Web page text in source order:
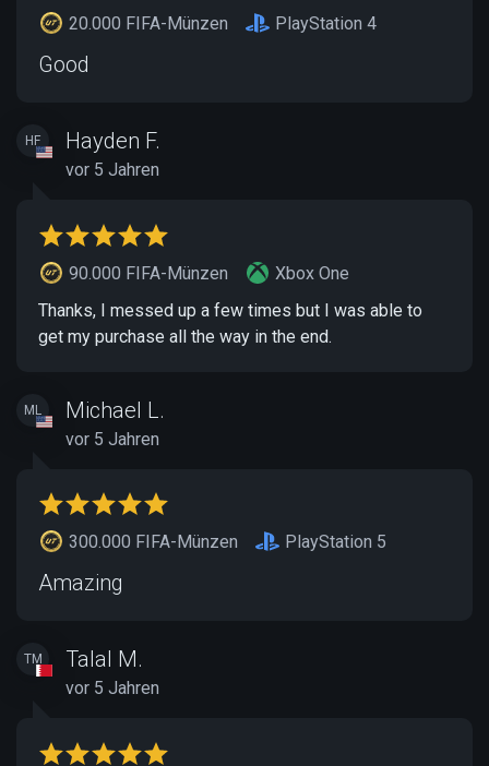
20.000 FIFA-Münzen PlayStation 4
Good
HF Hayden F.
vor 5 Jahren
90.000 FIFA-Münzen
Xbox One
Thanks, I messed up a few times but I was able to
get my purchase all the way in the end.
ML Michael L.
vor 5 Jahren
300.000 FIFA-Münzen PlayStation 5
Amazing
TM Talal M.
vor 5 Jahren